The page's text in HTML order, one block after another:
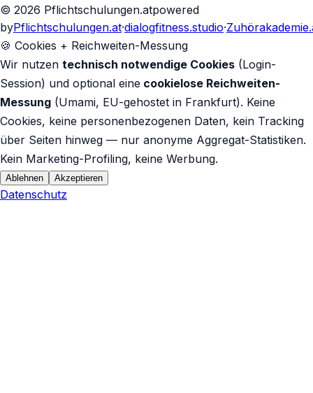
© 2026 Pflichtschulungen.atpowered
byPflichtschulungen.at·dialogfitness.studio·
🍪 Cookies + Reichweiten-Messung
Wir nutzen technisch notwendige Cookies (Login-
Session) und optional eine cookielose Reichweiten-
Messung (Umami, EU-gehostet in Frankfurt). Keine
Cookies, keine personenbezogenen Daten, kein Tracking
über Seiten hinweg — nur anonyme Aggregat-Statistiken.
Kein Marketing-Profiling, keine Werbung.
Ablehnen Akzeptieren
Datenschutz